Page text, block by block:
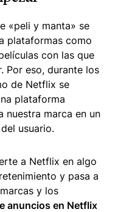
«peli y manta» se
plataformas como
con las que
Por eso, durante los
de Netflix se
plataforma
nuestra marca en un
usuario.
a Netflix en algo
y pasa a
y los
anuncios en Netflix